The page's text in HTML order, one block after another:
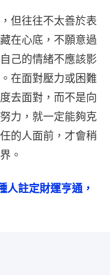
但往往不太善於表
在心底，不願意過
己的情緒不應該影
在面對壓力或困難
去面對，而不是向
力，就一定能夠克
的人面前，才會稍
。
人註定財運亨通，